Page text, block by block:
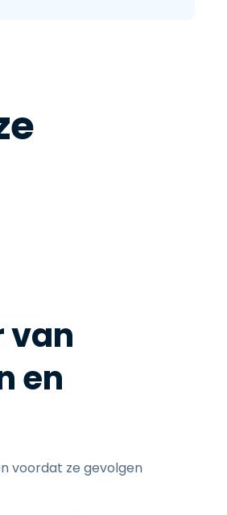
van
en
voordat ze gevolgen